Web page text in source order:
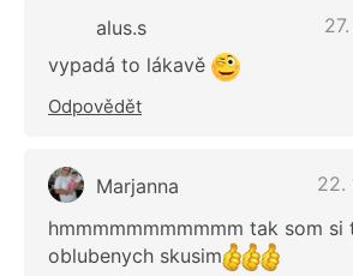
alus.s
vypadá to lákavě
Odpovědět
Marjanna
22.
hmmmmmmmmmmm tak som
oblubenych skusim